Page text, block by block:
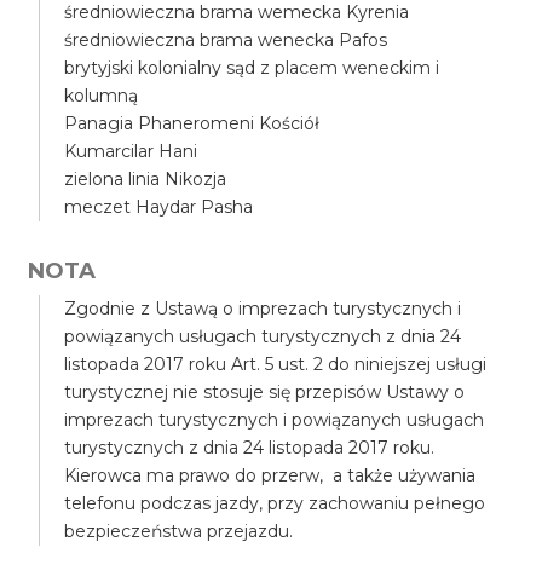
średniowieczna brama wemecka Kyrenia
średniowieczna brama wenecka Pafos
brytyjski kolonialny sąd z placem weneckim i
kolumną
Panagia Phaneromeni Kościół
Kumarcilar Hani
zielona linia Nikozja
meczet Haydar Pasha
NOTA
Zgodnie z Ustawą o imprezach turystycznych i
powiązanych usługach turystycznych z dnia 24
listopada 2017 roku Art. 5 ust. 2 do niniejszej usługi
turystycznej nie stosuje się przepisów Ustawy o
imprezach turystycznych i powiązanych usługach
turystycznych z dnia 24 listopada 2017 roku.
Kierowca ma prawo do przerw, a także używania
telefonu podczas jazdy, przy zachowaniu pełnego
bezpieczeństwa przejazdu.